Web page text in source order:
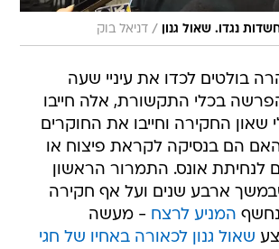
נגדו. שאול גנון / דניאל בוק
בולטים לכדו את עיניי שעה
בכלי התקשורת, אלה חייבו
שאון החקירה וחייבו את החוקרים
הם בנסיקה לקראת פיצוח או
אונס. התמרור הראשון
ארבע שנים ועל אף חקירה
נחשף המניע לרצח - מעשה
שאול גנון לכאורה באחיו של חגי